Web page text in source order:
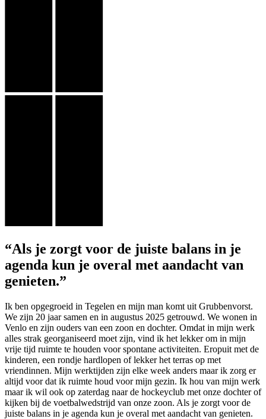
“Als je zorgt voor de juiste balans in je
agenda kun je overal met aandacht van
genieten.”
Ik ben opgegroeid in Tegelen en mijn man komt uit Grubbenvorst.
We zijn 20 jaar samen en in augustus 2025 getrouwd. We wonen in
Venlo en zijn ouders van een zoon en dochter. Omdat in mijn werk
alles strak georganiseerd moet zijn, vind ik het lekker om in mijn
vrije tijd ruimte te houden voor spontane activiteiten. Eropuit met de
kinderen, een rondje hardlopen of lekker het terras op met
vriendinnen. Mijn werktijden zijn elke week anders maar ik zorg er
altijd voor dat ik ruimte houd voor mijn gezin. Ik hou van mijn werk
maar ik wil ook op zaterdag naar de hockeyclub met onze dochter of
kijken bij de voetbalwedstrijd van onze zoon. Als je zorgt voor de
juiste balans in je agenda kun je overal met aandacht van genieten.